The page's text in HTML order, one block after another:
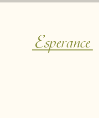
Esperance